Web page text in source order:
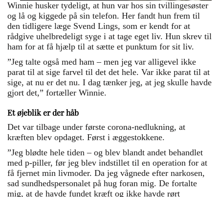
Winnie husker tydeligt, at hun var hos sin tvillingesøster
og lå og kiggede på sin telefon. Her fandt hun frem til
den tidligere læge Svend Lings, som er kendt for at
rådgive uhelbredeligt syge i at tage eget liv. Hun skrev til
ham for at få hjælp til at sætte et punktum for sit liv.
”Jeg talte også med ham – men jeg var alligevel ikke
parat til at sige farvel til det det hele. Var ikke parat til at
sige, at nu er det nu. I dag tænker jeg, at jeg skulle havde
gjort det,” fortæller Winnie.
Et øjeblik er der håb
Det var tilbage under første corona-nedlukning, at
kræften blev opdaget. Først i æggestokkene.
”Jeg blødte hele tiden – og blev blandt andet behandlet
med p-piller, før jeg blev indstillet til en operation for at
få fjernet min livmoder. Da jeg vågnede efter narkosen,
sad sundhedspersonalet på hug foran mig. De fortalte
mig, at de havde fundet kræft og ikke havde rørt